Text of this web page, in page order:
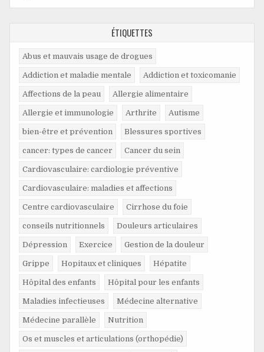
ÉTIQUETTES
Abus et mauvais usage de drogues
Addiction et maladie mentale Addiction et toxicomanie
Affections de la peau Allergie alimentaire
Allergie et immunologie Arthrite Autisme
bien-être et prévention Blessures sportives
cancer: types de cancer Cancer du sein
Cardiovasculaire: cardiologie préventive
Cardiovasculaire: maladies et affections
Centre cardiovasculaire Cirrhose du foie
conseils nutritionnels Douleurs articulaires
Dépression Exercice Gestion de la douleur
Grippe Hopitaux et cliniques Hépatite
Hôpital des enfants Hôpital pour les enfants
Maladies infectieuses Médecine alternative
Médecine parallèle Nutrition
Os et muscles et articulations (orthopédie)